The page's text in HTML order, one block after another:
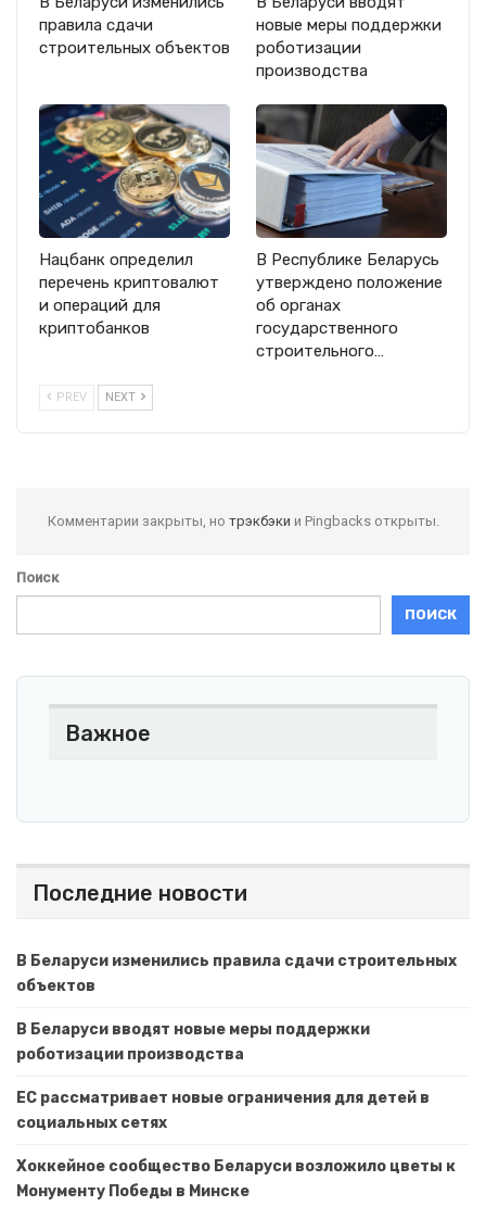
правила сдачи
строительных объектов
новые меры поддержки
роботизации
производства
Нацбанк определил
перечень криптовалют
и операций для
криптобанков
В Республике Беларусь
утверждено положение
об органах
государственного
строительного…
PREV NEXT
Комментарии закрыты, но трэкбэки и Pingbacks открыты.
Поиск
ПОИСК
Важное
Последние новости
В Беларуси изменились правила сдачи строительных
объектов
В Беларуси вводят новые меры поддержки
роботизации производства
ЕС рассматривает новые ограничения для детей в
социальных сетях
Хоккейное сообщество Беларуси возложило цветы к
Монументу Победы в Минске